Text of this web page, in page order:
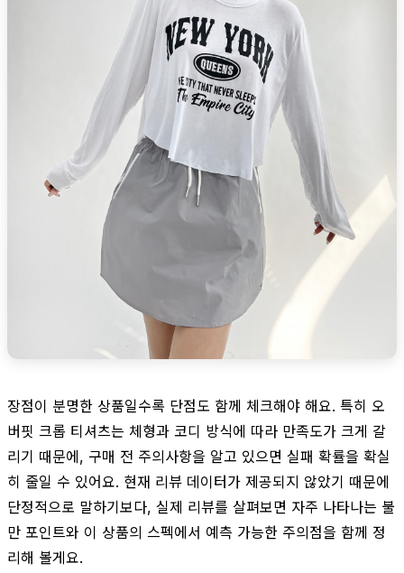
장점이 분명한 상품일수록 단점도 함께 체크해야 해요. 특히 오
버핏 크롭 티셔츠는 체형과 코디 방식에 따라 만족도가 크게 갈
리기 때문에, 구매 전 주의사항을 알고 있으면 실패 확률을 확실
히 줄일 수 있어요. 현재 리뷰 데이터가 제공되지 않았기 때문에
단정적으로 말하기보다, 실제 리뷰를 살펴보면 자주 나타나는 불
만 포인트와 이 상품의 스펙에서 예측 가능한 주의점을 함께 정
리해 볼게요.